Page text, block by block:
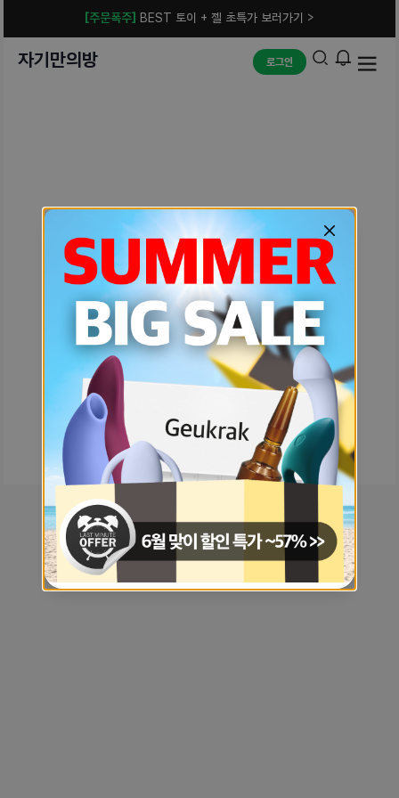
[주문폭주] BEST 토이 + 젤 초특가 보러가기 >
자기만의방 로그인
예상치 못한 에러입니다.